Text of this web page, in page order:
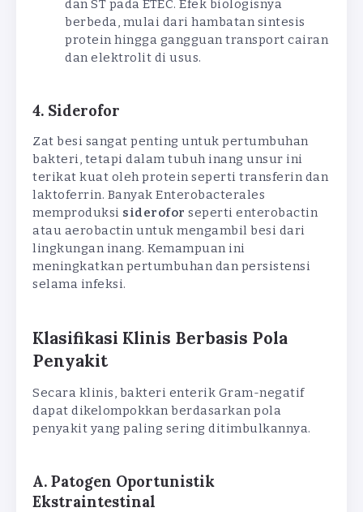
dan ST pada ETEC. Efek biologisnya
berbeda, mulai dari hambatan sintesis
protein hingga gangguan transport cairan
dan elektrolit di usus.
4. Siderofor
Zat besi sangat penting untuk pertumbuhan
bakteri, tetapi dalam tubuh inang unsur ini
terikat kuat oleh protein seperti transferin dan
laktoferrin. Banyak Enterobacterales
memproduksi siderofor seperti enterobactin
atau aerobactin untuk mengambil besi dari
lingkungan inang. Kemampuan ini
meningkatkan pertumbuhan dan persistensi
selama infeksi.
Klasifikasi Klinis Berbasis Pola
Penyakit
Secara klinis, bakteri enterik Gram-negatif
dapat dikelompokkan berdasarkan pola
penyakit yang paling sering ditimbulkannya.
A. Patogen Oportunistik
Ekstraintestinal